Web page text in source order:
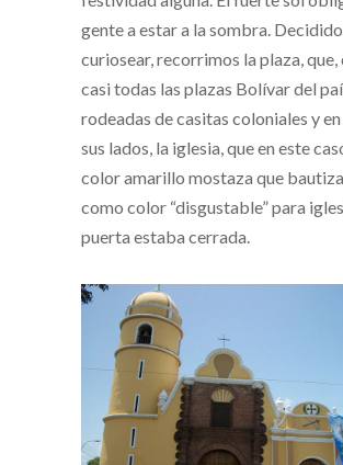
gente a estar a la sombra.
curiosear, recorrimos la plaza, que,
casi todas las plazas Bolívar del
rodeadas de casitas coloniales y
sus lados, la iglesia, que en este
color amarillo mostaza que
como color “disgustable” para
puerta estaba cerrada.